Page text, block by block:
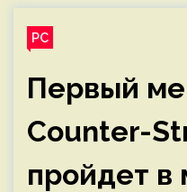
PC
Первый
Counter-
пройдет в